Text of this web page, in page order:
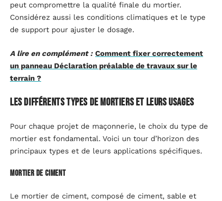
peut compromettre la qualité finale du mortier.
Considérez aussi les conditions climatiques et le type
de support pour ajuster le dosage.
A lire en complément : Comment fixer correctement
un panneau Déclaration préalable de travaux sur le
terrain ?
Les différents types de mortiers et leurs usages
Pour chaque projet de maçonnerie, le choix du type de
mortier est fondamental. Voici un tour d’horizon des
principaux types et de leurs applications spécifiques.
Mortier de ciment
Le mortier de ciment, composé de ciment, sable et